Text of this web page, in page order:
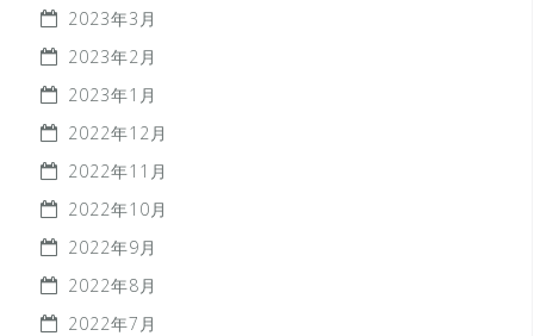
2023年3月
2023年2月
2023年1月
2022年12月
2022年11月
2022年10月
2022年9月
2022年8月
2022年7月